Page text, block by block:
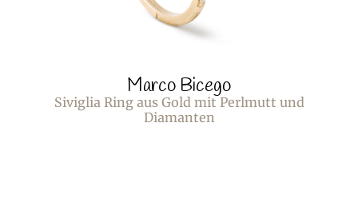
Marco Bicego
Siviglia Ring aus Gold mit Perlmutt und
Diamanten